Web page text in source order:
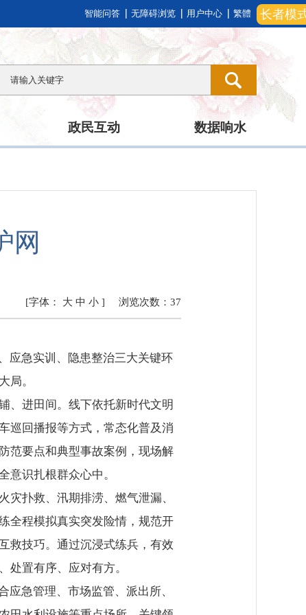
长者模
智能问答 无障碍浏览 用户中心 繁體
政民互动 数据响水
网
浏览次数： 37
[字体： 大 中 小 ]
应急实训、隐患整治三大关键环
局。
、进田间。线下依托新时代文明
巡回播报等方式，常态化普及消
范要点和典型事故案例，现场解
意识扎根群众心中。
扑救、汛期排涝、燃气泄漏、
全程模拟真实突发险情，规范开
救技巧。通过沉浸式练兵，有效
处置有序、应对有方。
急管理、市场监管、派出所、